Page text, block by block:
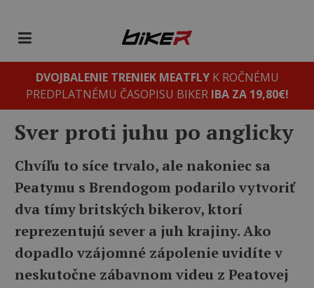
DVOJBALENIE TRENIEK MEATFLYK ROČNÉMU
PREDPLATNÉMU ČASOPISU BIKER IBA ZA 19,80€!
Sver proti juhu po anglicky
Chvíľu to síce trvalo, ale nakoniec sa
Peatymu s Brendogom podarilo vytvoriť
dva tímy britských bikerov, ktorí
reprezentujú sever a juh krajiny. Ako
dopadlo vzájomné zápolenie uvidíte v
neskutočne zábavnom videu z Peatovej